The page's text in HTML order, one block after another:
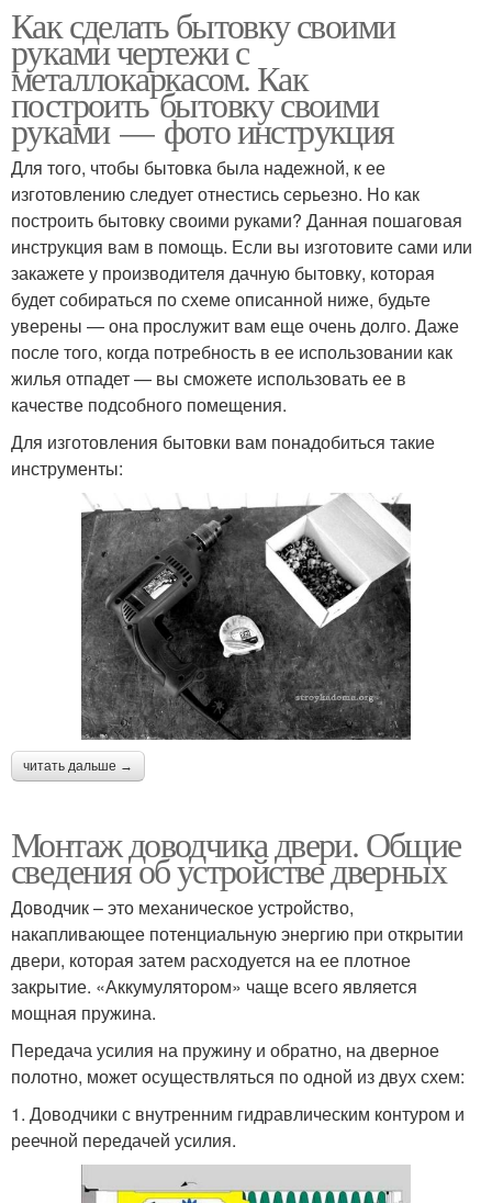
Как сделать бытовку своими
руками чертежи с
металлокаркасом. Как
построить бытовку своими
руками — фото инструкция
Для того, чтобы бытовка была надежной, к ее
изготовлению следует отнестись серьезно. Но как
построить бытовку своими руками? Данная пошаговая
инструкция вам в помощь. Если вы изготовите сами или
закажете у производителя дачную бытовку, которая
будет собираться по схеме описанной ниже, будьте
уверены — она прослужит вам еще очень долго. Даже
после того, когда потребность в ее использовании как
жилья отпадет — вы сможете использовать ее в
качестве подсобного помещения.
Для изготовления бытовки вам понадобиться такие
инструменты:
читать дальше →
Монтаж доводчика двери. Общие
сведения об устройстве дверных
Доводчик – это механическое устройство,
накапливающее потенциальную энергию при открытии
двери, которая затем расходуется на ее плотное
закрытие. «Аккумулятором» чаще всего является
мощная пружина.
Передача усилия на пружину и обратно, на дверное
полотно, может осуществляться по одной из двух схем:
1. Доводчики с внутренним гидравлическим контуром и
реечной передачей усилия.